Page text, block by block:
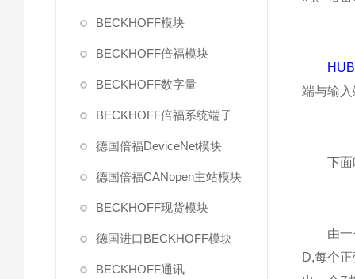
BECKHOFF模块
BECKHOFF倍福模块
BECKHOFF数字量
BECKHOFF倍福系统端子
德国倍福DeviceNet模块
德国倍福CANopen主站模块
BECKHOFF现货模块
德国进口BECKHOFF模块
BECKHOFF通讯
端与输
下面咱
由一个
D,每个